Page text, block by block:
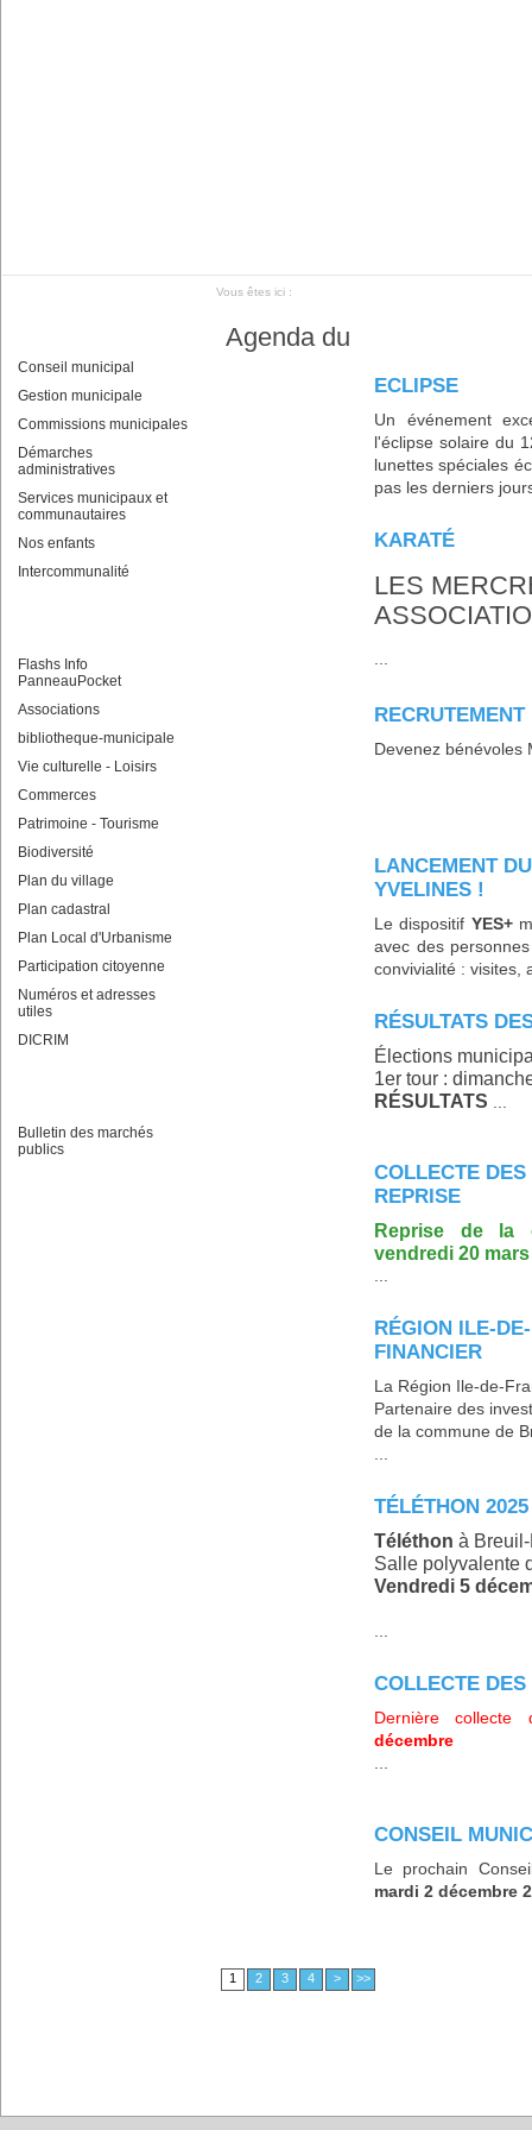
Vous êtes ici :
Conseil municipal
Gestion municipale
Commissions municipales
Démarches
administratives
Services municipaux et
communautaires
Nos enfants
Intercommunalité
Flashs Info
PanneauPocket
Associations
bibliotheque-municipale
Vie culturelle - Loisirs
Commerces
Patrimoine - Tourisme
Biodiversité
Plan du village
Plan cadastral
Plan Local d'Urbanisme
Participation citoyenne
Numéros et adresses
utiles
DICRIM
Bulletin des marchés
publics
Agenda du
ECLIPSE
Un événement
l'éclipse solaire du
lunettes spéciales
pas les derniers
KARATÉ
LES
Devenez bénévoles
LANCEMENT
YVELINES !
Le dispositif YES+
avec des
convivialité : visites,
RÉSULTATS
Élections
1er tour :
RÉSULTATS
COLLECTE
REPRISE
Reprise de la
vendredi 20 mars
RÉGION ILE-
FINANCIER
La Région Ile-de-
Partenaire des
de la commune de
TÉLÉTHON 2025
Téléthon à
Salle polyvalente
Vendredi 5
COLLECTE
Dernière
décembre
CONSEIL
Le prochain
mardi 2 décembre
1 2 3 4 > >>